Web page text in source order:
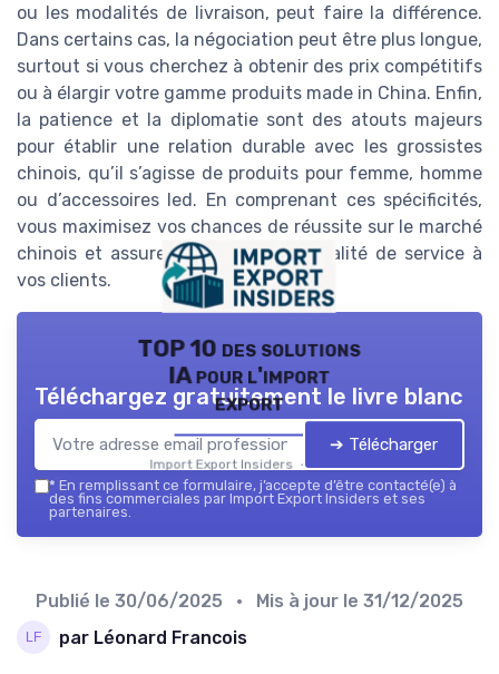
ou les modalités de livraison, peut faire la différence.
Dans certains cas, la négociation peut être plus longue,
surtout si vous cherchez à obtenir des prix compétitifs
ou à élargir votre gamme produits made in China. Enfin,
la patience et la diplomatie sont des atouts majeurs
pour établir une relation durable avec les grossistes
chinois, qu’il s’agisse de produits pour femme, homme
ou d’accessoires led. En comprenant ces spécificités,
vous maximisez vos chances de réussite sur le marché
chinois et assurez une meilleure qualité de service à
vos clients.
TOP 10 des solutions
IA pour l'import
export
Import Export Insiders — 2026
Téléchargez gratuitement le livre blanc
➔ Télécharger
* En remplissant ce formulaire, j’accepte d’être contacté(e) à
des fins commerciales par Import Export Insiders et ses
partenaires.
Publié le 30/06/2025 • Mis à jour le 31/12/2025
par Léonard Francois